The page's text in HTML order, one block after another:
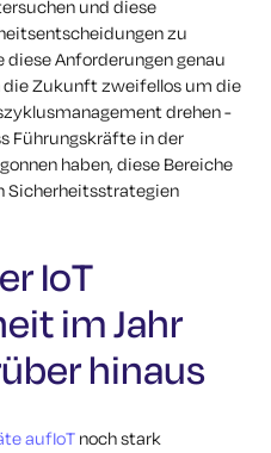
und diese
zu
diese Anforderungen genau
die Zukunft zweifellos um die
drehen -
Führungskräfte in der
haben, diese Bereiche
Sicherheitsstrategien
IoT
im Jahr
hinaus
aufIoT noch stark